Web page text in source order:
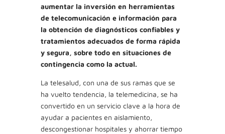
aumentar la inversión en herramientas
de telecomunicación e información para
la obtención de diagnósticos confiables y
tratamientos adecuados de forma rápida
y segura, sobre todo en situaciones de
contingencia como la actual.
La telesalud, con una de sus ramas que se
ha vuelto tendencia, la telemedicina, se ha
convertido en un servicio clave a la hora de
ayudar a pacientes en aislamiento,
descongestionar hospitales y ahorrar tiempo